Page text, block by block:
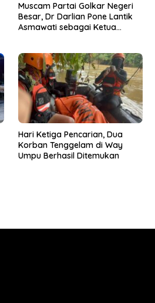
Muscam Partai Golkar Negeri
Besar, Dr Darlian Pone Lantik
Asmawati sebagai Ketua
Hari Ketiga Pencarian, Dua
Korban Tenggelam di Way
Umpu Berhasil Ditemukan